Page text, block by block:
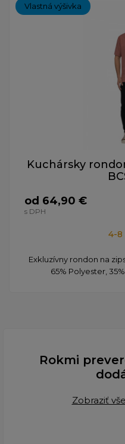
Vlastná výšivka
Kuchársky
od 64,90 €
s DPH
4-8
​Exkluzívny rondon na
65% Polyester,
Rokmi
Zobraziť